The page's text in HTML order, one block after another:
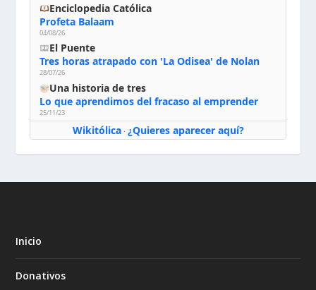
Enciclopedia Católica
Profeta Balaam
04/08/26
El Puente
Tres horas atrapado con 'La Odisea' de Nolan
28/07/26
Una historia de tres
Lo que aprendimos del fracaso al emprender
25/11/23
Wikitólica· ¿Quieres aparecer aquí?
Inicio
Donativos